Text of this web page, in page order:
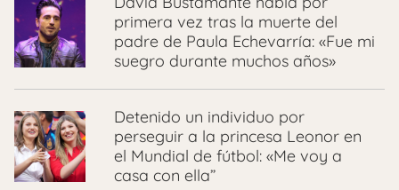
primera vez tras la muerte del
padre de Paula Echevarría: «Fue mi
suegro durante muchos años»
Detenido un individuo por
perseguir a la princesa Leonor en
el Mundial de fútbol: «Me voy a
casa con ella”